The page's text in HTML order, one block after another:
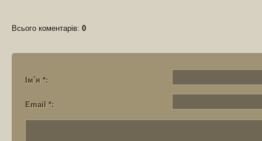
Всього коментарів: 0
Ім`я *:
Email *: